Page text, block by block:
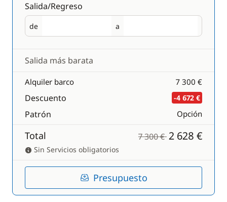
Salida/Regreso
de
Salida a
Regreso
Salida más barata
Alquiler barco 7 300 €
Descuento -4 672 €
Patrón Opción
Total 7 300 €2 628 €
Sin Servicios obligatorios
Presupuesto